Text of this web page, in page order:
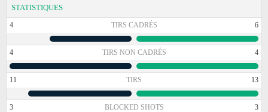
STATISTIQUES
4 TIRS CADRÉS 6
4 TIRS NON CADRÉS 4
11 TIRS 13
3 BLOCKED SHOTS 3